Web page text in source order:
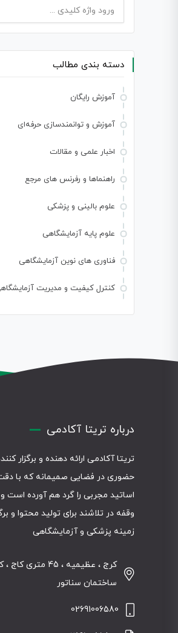
جستجو
برای:
دسته بندی مطالب
آموزش رایگان
آموزش و توانمندسازی حرفه‌ای
اخبار علمی و مقالات
راهنماها و رفرنس های مرجع
علوم بالینی و پزشکی
علوم پایه آزمایشگاهی
فناوری های نوین آزمایشگاهی
کنترل کیفیت و مدیریت
درباره تریتا آکادمی
تریتا آکادمی ارائه دهنده و برگزار
حضوری در فضایی صمیمانه که با
اساتید مجربی را گرد هم آورده است
وقفه در تلاشند برای تولید محتوا و
زمینه پزشکی و آزمایشگاهی
کرج ، عظیمیه ، 45
ساختمان سناتور
02691006580